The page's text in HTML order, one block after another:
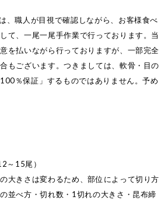
、職人が目視で確認しながら、お客様食べ
て、一尾一尾手作業で行っております。当
を払いながら行っておりますが、一部完全
もございます。つきましては、軟骨・目の
％保証」するものではありません。予め
～15尾）
大きさは変わるため、部位によって切り方
並べ方・切れ数・1切れの大きさ・昆布締